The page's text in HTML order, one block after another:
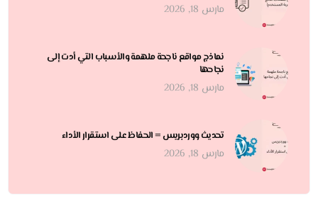
مارس 18, 2026
نماذج مواقع ناجحة ملهمة والأسباب التي أدت إلى
نجاحها
مارس 18, 2026
تحديث ووردبريس = الحفاظ على استقرار الأداء
مارس 18, 2026